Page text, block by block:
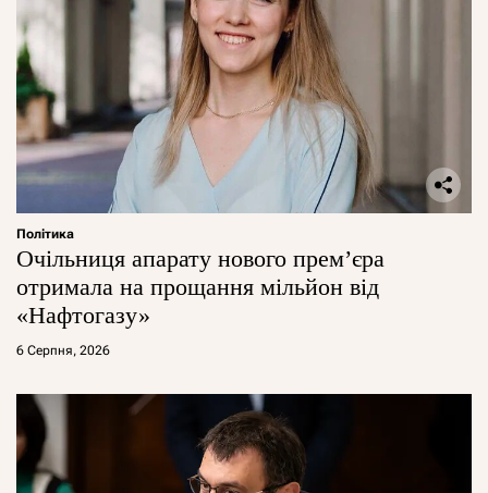
Політика
Очільниця апарату нового прем’єра
отримала на прощання мільйон від
«Нафтогазу»
6 Серпня, 2026